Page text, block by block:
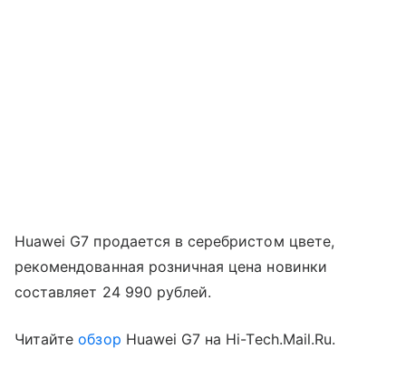
Huawei G7 продается в серебристом цвете,
рекомендованная розничная цена новинки
составляет 24 990 рублей.
Читайтеобзор Huawei G7 на Hi-Tech.Mail.Ru.